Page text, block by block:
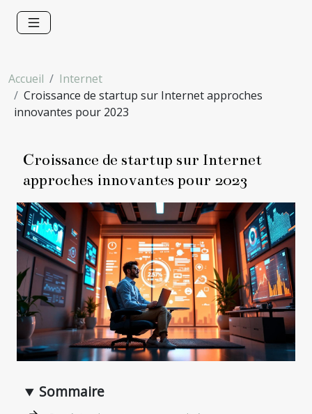
Accueil
Internet
Croissance de startup sur Internet approches
innovantes pour 2023
Croissance de startup sur Internet
approches innovantes pour 2023
Sommaire